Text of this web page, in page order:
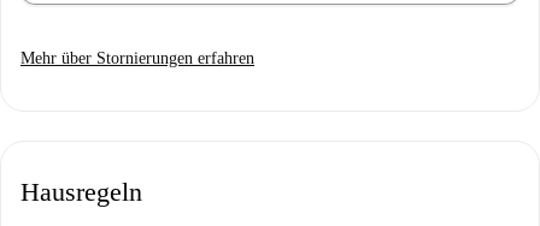
Mehr über Stornierungen erfahren
Hausregeln